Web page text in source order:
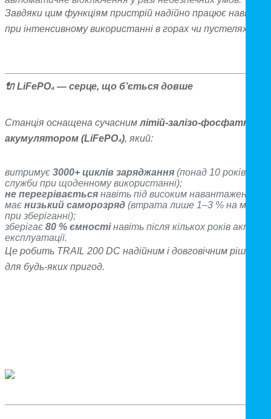
Завдяки цим функціям пристрій надійно працює навіть
при інтенсивному використанні в горах чи пустелях.
🔌LiFePO₄ — серце, що б’ється довше
Станція оснащена сучаснимлітій-залізо-фосфатним
акумулятором (LiFePO₄), який:
витримує 3000+ циклів заряджання (понад 10 років
служби при щоденному використанні);
не перегрівається навіть під високим навантаженням;
має низький саморозряд (втрата лише 1–3 % на місяць
при зберіганні);
зберігає 80 % ємностінавіть після кількох років
експлуатації.
Це робить TRAIL 200 DC надійним і довговічним
для будь-яких пригод.